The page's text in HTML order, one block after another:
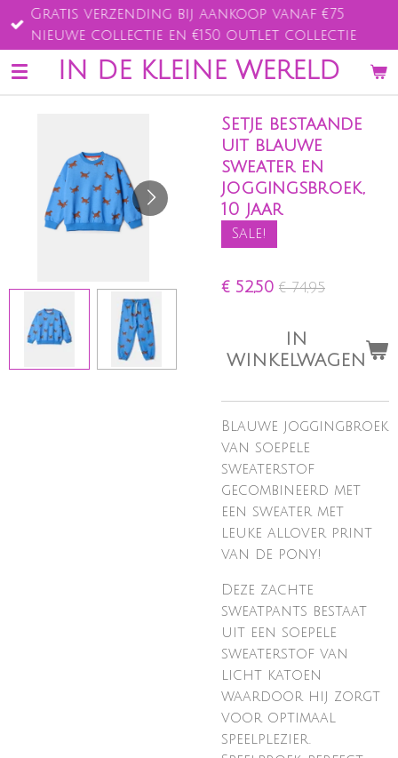
Ga
direct
naar
de
IN DE KLEINE WERELD
Gratis verzending bij aankoop vanaf €75
nieuwe collectie en €150 outlet collectie
Setje bestaande
uit blauwe
sweater en
joggingsbroek,
10 jaar
Sale!
€ 52,50 € 74,95
IN
WINKELWAGEN
Blauwe joggingbroek
van soepele
sweaterstof
gecombineerd met
een sweater met
leuke allover print
van de pony!
Deze zachte
sweatpants bestaat
uit een soepele
sweaterstof van
licht katoen
waardoor hij zorgt
voor optimaal
speelplezier.